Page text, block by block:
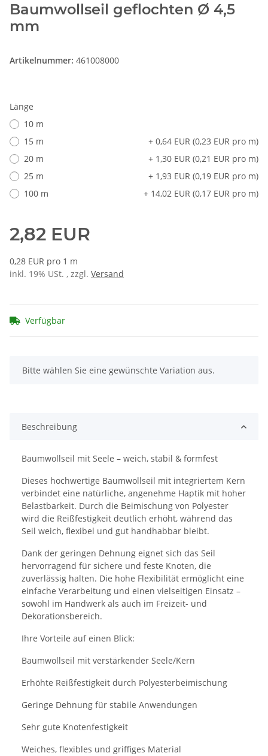
Baumwollseil geflochten Ø 4,5
mm
Artikelnummer: 461008000
Länge
10 m
15 m
+ 0,64 EUR (0,23 EUR pro m)
20 m
+ 1,30 EUR (0,21 EUR pro m)
25 m
+ 1,93 EUR (0,19 EUR pro m)
100 m
+ 14,02 EUR (0,17 EUR pro m)
2,82 EUR
0,28 EUR pro 1 m
inkl. 19% USt. , zzgl. Versand
Verfügbar
x
Bitte wählen Sie eine gewünschte Variation aus.
Beschreibung
Baumwollseil mit Seele – weich, stabil & formfest
Dieses hochwertige Baumwollseil mit integriertem Kern
verbindet eine natürliche, angenehme Haptik mit hoher
Belastbarkeit. Durch die Beimischung von Polyester
wird die Reißfestigkeit deutlich erhöht, während das
Seil weich, flexibel und gut handhabbar bleibt.
Dank der geringen Dehnung eignet sich das Seil
hervorragend für sichere und feste Knoten, die
zuverlässig halten. Die hohe Flexibilität ermöglicht eine
einfache Verarbeitung und einen vielseitigen Einsatz –
sowohl im Handwerk als auch im Freizeit- und
Dekorationsbereich.
Ihre Vorteile auf einen Blick:
Baumwollseil mit verstärkender Seele/Kern
Erhöhte Reißfestigkeit durch Polyesterbeimischung
Geringe Dehnung für stabile Anwendungen
Sehr gute Knotenfestigkeit
Weiches, flexibles und griffiges Material